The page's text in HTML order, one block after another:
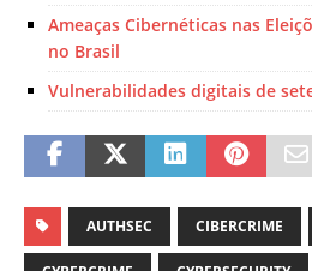
Ameaças Cibernéticas nas
no Brasil
Vulnerabilidades digitais de
AUTHSEC CIBERCRIME